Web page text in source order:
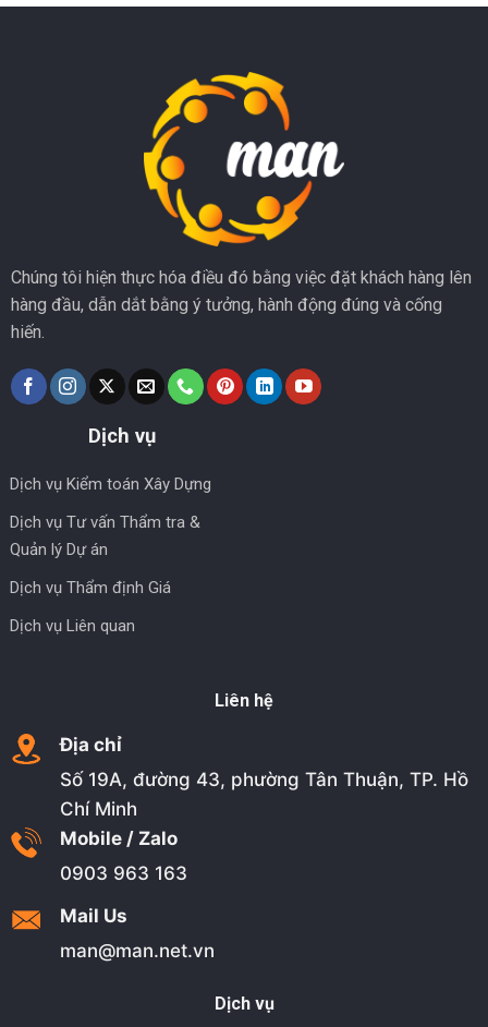
Chúng tôi hiện thực hóa điều đó bằng việc đặt khách hàng lên
hàng đầu, dẫn dắt bằng ý tưởng, hành động đúng và cống
hiến.
Dịch vụ
Dịch vụ Kiểm toán Xây Dựng
Dịch vụ Tư vấn Thẩm tra &
Quản lý Dự án
Dịch vụ Thẩm định Giá
Dịch vụ Liên quan
Liên hệ
Địa chỉ
Số 19A, đường 43, phường Tân Thuận, TP. Hồ
Chí Minh
Mobile / Zalo
0903 963 163
Mail Us
man@man.net.vn
Dịch vụ